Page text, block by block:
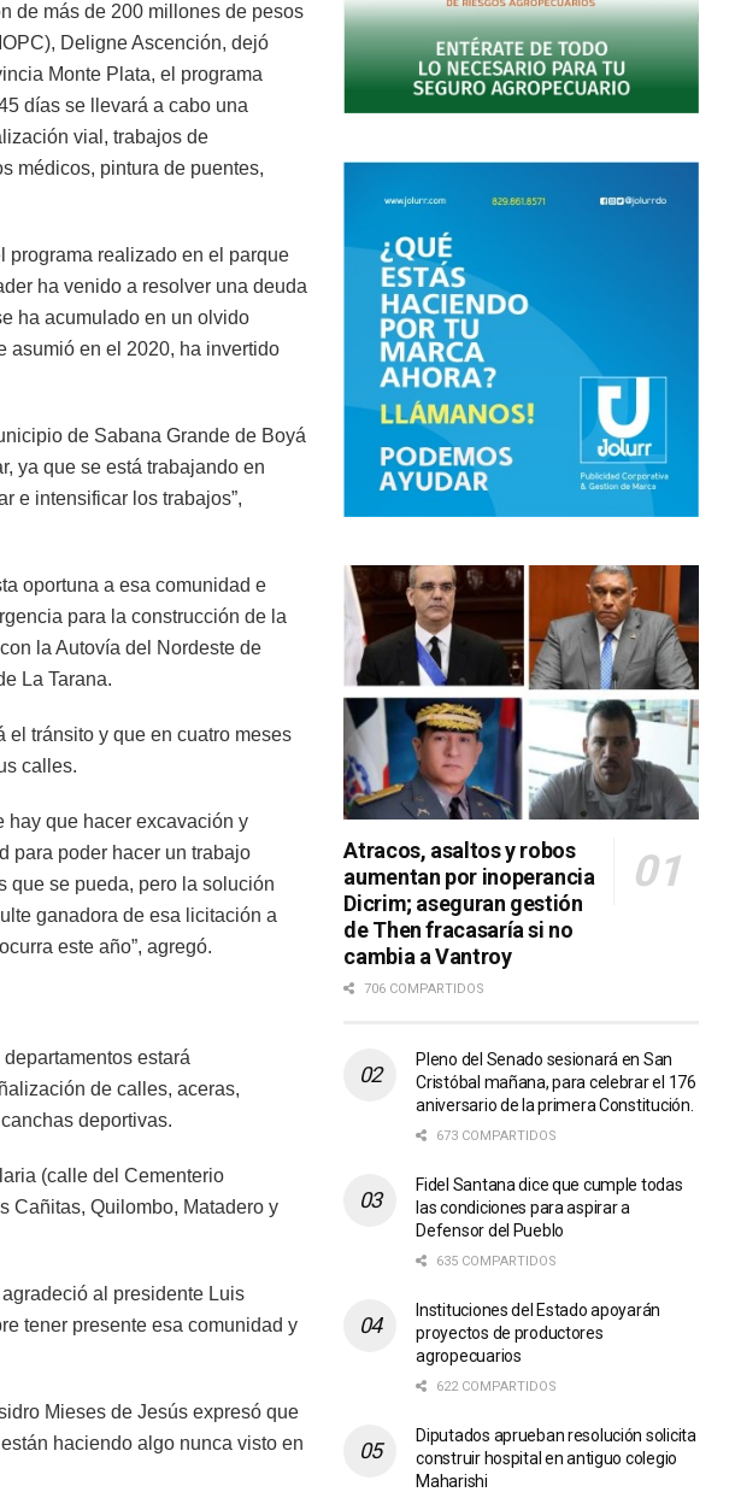
de más de 200 millones de pesos
Deligne Ascención, dejó
Monte Plata, el programa
días se llevará a cabo una
vial, trabajos de
médicos, pintura de puentes,
programa realizado en el parque
ha venido a resolver una deuda
ha acumulado en un olvido
asumió en el 2020, ha invertido
de Sabana Grande de Boyá
ya que se está trabajando en
e intensificar los trabajos”,
oportuna a esa comunidad e
para la construcción de la
la Autovía del Nordeste de
La Tarana.
tránsito y que en cuatro meses
calles.
hay que hacer excavación y
para poder hacer un trabajo
que se pueda, pero la solución
ganadora de esa licitación a
este año”, agregó.
estará
de calles, aceras,
deportivas.
(calle del Cementerio
Cañitas, Quilombo, Matadero y
al presidente Luis
tener presente esa comunidad y
Mieses de Jesús expresó que
haciendo algo nunca visto en
Atracos, asaltos y robos
aumentan por inoperancia
Dicrim; aseguran gestión
de Then fracasaría si no
cambia a Vantroy
706 COMPARTIDOS
Pleno del Senado sesionará en San
Cristóbal mañana, para celebrar el 176
aniversario de la primera Constitución.
673 COMPARTIDOS
Fidel Santana dice que cumple todas
las condiciones para aspirar a
Defensor del Pueblo
635 COMPARTIDOS
Instituciones del Estado apoyarán
proyectos de productores
agropecuarios
622 COMPARTIDOS
Diputados aprueban resolución solicita
construir hospital en antiguo colegio
Maharishi